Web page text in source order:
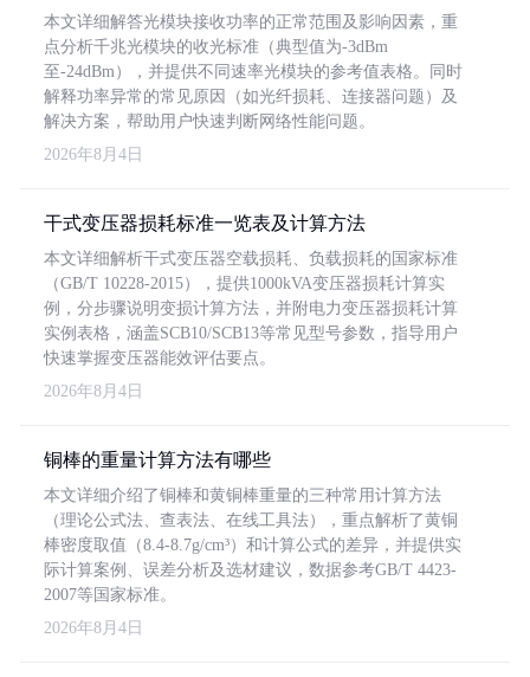
本文详细解答光模块接收功率的正常范围及影响因素，重
点分析千兆光模块的收光标准（典型值为-3dBm
至-24dBm），并提供不同速率光模块的参考值表格。同时
解释功率异常的常见原因（如光纤损耗、连接器问题）及
解决方案，帮助用户快速判断网络性能问题。
2026年8月4日
干式变压器损耗标准一览表及计算方法
本文详细解析干式变压器空载损耗、负载损耗的国家标准
（GB/T 10228-2015），提供1000kVA变压器损耗计算实
例，分步骤说明变损计算方法，并附电力变压器损耗计算
实例表格，涵盖SCB10/SCB13等常见型号参数，指导用户
快速掌握变压器能效评估要点。
2026年8月4日
铜棒的重量计算方法有哪些
本文详细介绍了铜棒和黄铜棒重量的三种常用计算方法
（理论公式法、查表法、在线工具法），重点解析了黄铜
棒密度取值（8.4-8.7g/cm³）和计算公式的差异，并提供实
际计算案例、误差分析及选材建议，数据参考GB/T 4423-
2007等国家标准。
2026年8月4日